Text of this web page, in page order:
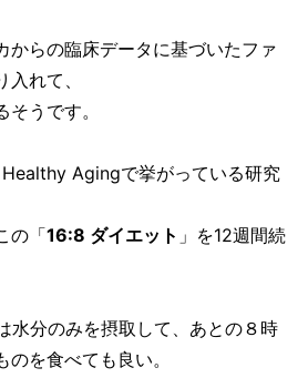
からの臨床データに基づいたファ
れて、
うです。
Agingで挙がっている研究
の「16:8 ダイエット 」を12週間続
水分のみを摂取して、あとの８時
を食べても良い。